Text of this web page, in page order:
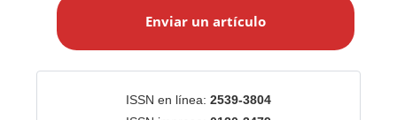
a
Enviar un artículo
ISSN en línea: 2539-3804